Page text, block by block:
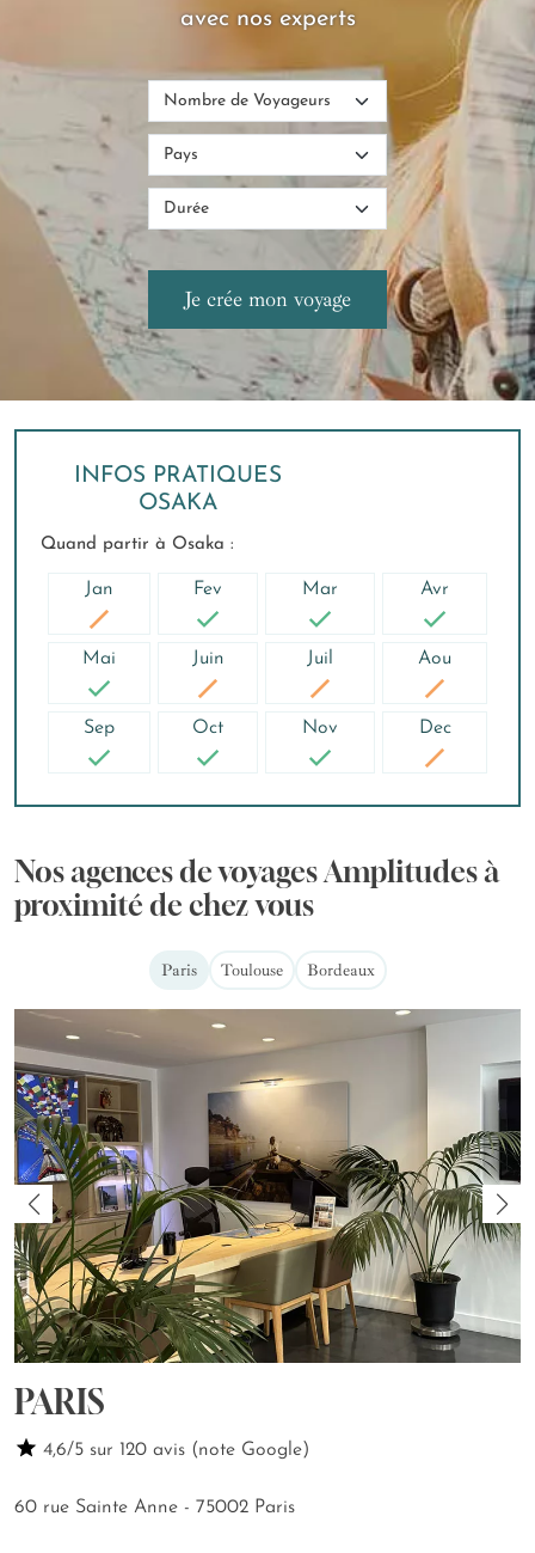
avec nos experts
INFOS PRATIQUES
OSAKA
Quand partir à Osaka :
Jan Fev Mar Avr
Mai Juin Juil Aou
Sep Oct Nov Dec
Nos agences de voyages Amplitudes à
proximité de chez vous
Paris Toulouse Bordeaux
PARIS
4,6/5 sur 120 avis (note Google)
60 rue Sainte Anne - 75002 Paris